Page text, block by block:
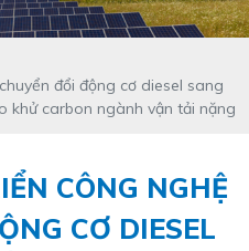
đổi động cơ diesel sang
khử carbon ngành vận tải nặng
CÔNG NGHỆ
CƠ DIESEL